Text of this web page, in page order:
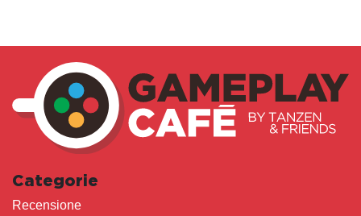
Categorie
Recensione